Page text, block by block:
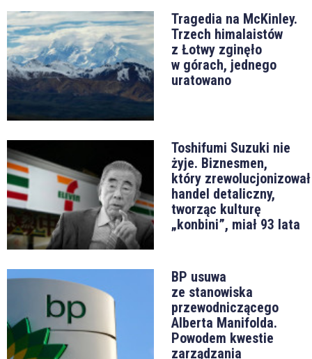
Tragedia na McKinley.
Trzech himalaistów
z Łotwy zginęło
w górach, jednego
uratowano
Toshifumi Suzuki nie
żyje. Biznesmen,
który zrewolucjonizował
handel detaliczny,
tworząc kulturę
„konbini”, miał 93 lata
BP usuwa
ze stanowiska
przewodniczącego
Alberta Manifolda.
Powodem kwestie
zarządzania